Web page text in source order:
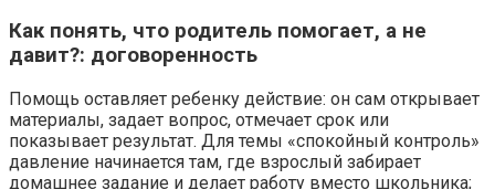
Как понять, что родитель помогает, а не
давит?: договоренность
Помощь оставляет ребенку действие: он сам открывает
материалы, задает вопрос, отмечает срок или
показывает результат. Для темы «спокойный контроль»
давление начинается там, где взрослый забирает
домашнее задание и делает работу вместо школьника;